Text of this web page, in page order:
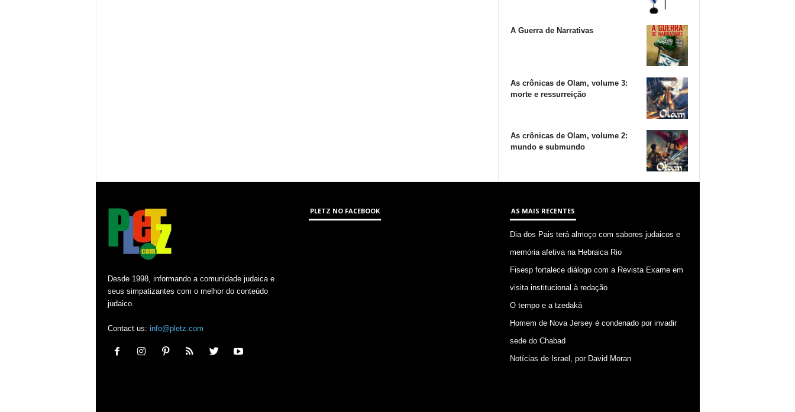
A Guerra de Narrativas
As crônicas de Olam, volume 3:
morte e ressurreição
As crônicas de Olam, volume 2:
mundo e submundo
Desde 1998, informando a comunidade judaica e
seus simpatizantes com o melhor do conteúdo
judaico.
Contact us: info@pletz.com
PLETZ NO FACEBOOK AS MAIS RECENTES
Dia dos Pais terá almoço com sabores judaicos e
memória afetiva na Hebraica Rio
Fisesp fortalece diálogo com a Revista Exame em
visita institucional à redação
O tempo e a tzedaká
Homem de Nova Jersey é condenado por invadir
sede do Chabad
Notícias de Israel, por David Moran